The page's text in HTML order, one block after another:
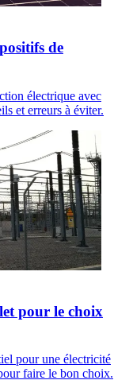
de
électrique avec
et erreurs à éviter.
pour le choix
pour une électricité
faire le bon choix.